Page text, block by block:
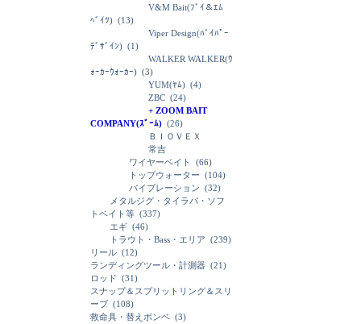
V&M Bait(ﾌﾞｲ＆ｴﾑ
ﾍﾞｲﾂ) (13)
Viper Design(ﾊﾞｲﾊﾟｰ
ﾃﾞｻﾞｲﾝ) (1)
WALKER WALKER(ｳ
ｫｰｶｰｳｫｰｶｰ) (3)
YUM(ﾔﾑ) (4)
ZBC (24)
+ ZOOM BAIT
COMPANY(ｽﾞｰﾑ) (26)
ＢＩＯＶＥＸ
常吉
ワイヤーベイト
(66)
トップウォーター (104)
バイブレーション (32)
メタルジグ・タイラバ・ソフ
トベイト等 (337)
エギ (46)
トラウト・Bass・エリア (239)
リール (12)
ランディングツール・計測器 (21)
ロッド (31)
スナップ＆スプリットリング＆スリ
ーブ (108)
救命具・替えボンベ (3)